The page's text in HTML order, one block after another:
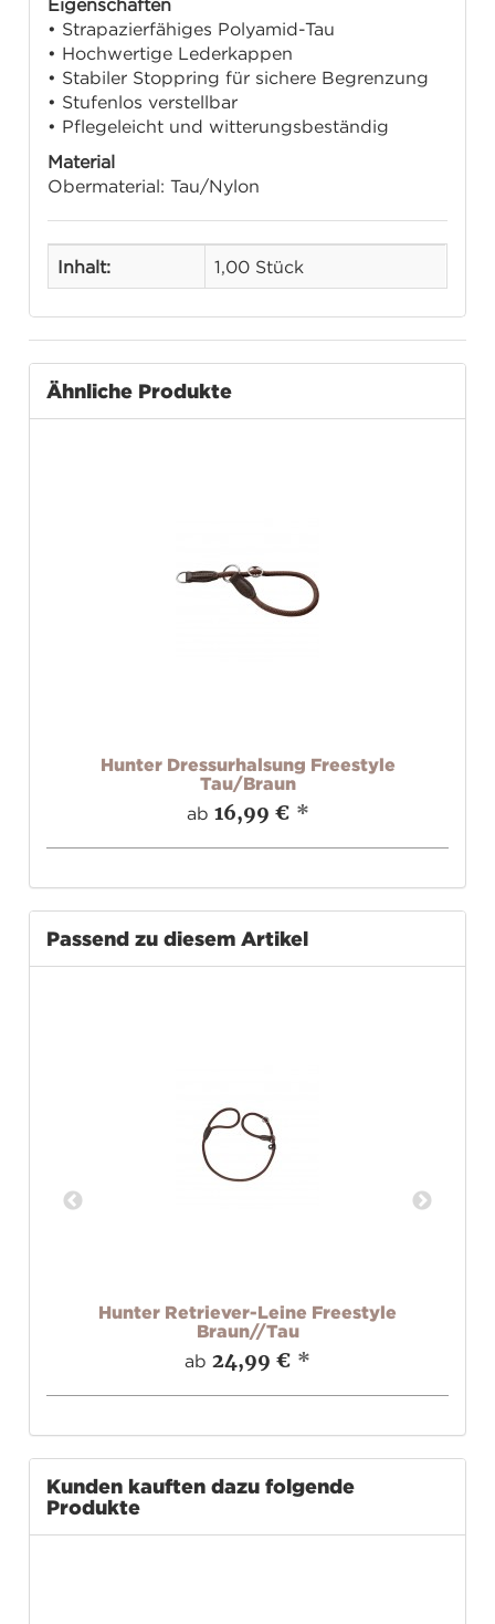
Eigenschaften
• Strapazierfähiges Polyamid-Tau
• Hochwertige Lederkappen
• Stabiler Stoppring für sichere Begrenzung
• Stufenlos verstellbar
• Pflegeleicht und witterungsbeständig
Material
Obermaterial: Tau/Nylon
Inhalt: 1,00 Stück
Ähnliche Produkte
Hunter Dressurhalsung Freestyle
Tau/Braun
ab 16,99 € *
Passend zu diesem Artikel
Hunter Retriever-Leine Freestyle
Braun//Tau
ab24,99 € *
Kunden kauften dazu folgende
Produkte